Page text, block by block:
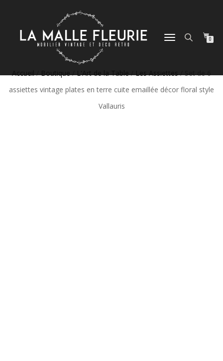
DÉPLIER
0
Accueil/Boutique/L'Art de la Table/Les Assiettes/ Set de 6
assiettes vintage plates en terre cuite emaillée décor floral style
Vallauris